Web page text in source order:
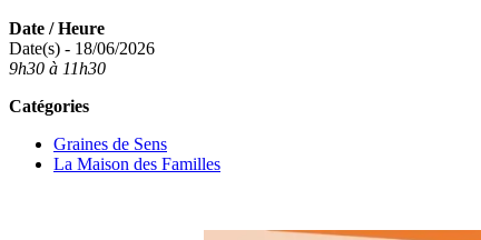
Date / Heure
Date(s) - 18/06/2026
9h30 à 11h30
Catégories
Graines de Sens
La Maison des Familles